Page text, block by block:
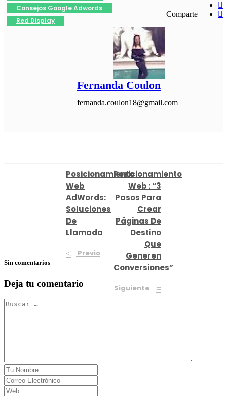
Consejos Google Adwords
Red Display
Comparte
Fernanda Coulon
fernanda.coulon18@gmail.com
Posicionamiento
Web
AdWords:
Soluciones
De
Llamada
Previo
Posicionamiento
Web : “3
Pasos Para
Crear
Páginas De
Destino
Que
Generen
Conversiones”
Siguiente
Sin comentarios
Deja tu comentario